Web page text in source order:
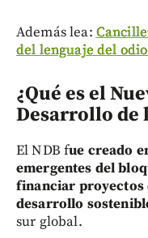
Además lea:
del lenguaje del
¿Qué es el
Desarrollo de
El NDB fue creado
emergentes del
financiar
desarrollo
sur global.